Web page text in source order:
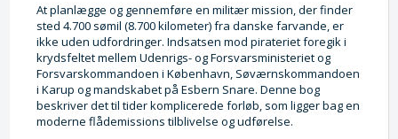
At planlægge og gennemføre en militær mission, der finder
sted 4.700 sømil (8.700 kilometer) fra danske farvande, er
ikke uden udfordringer. Indsatsen mod pirateriet foregik i
krydsfeltet mellem Udenrigs- og Forsvarsministeriet og
Forsvarskommandoen i København, Søværnskommandoen
i Karup og mandskabet på Esbern Snare. Denne bog
beskriver det til tider komplicerede forløb, som ligger bag en
moderne flådemissions tilblivelse og udførelse.